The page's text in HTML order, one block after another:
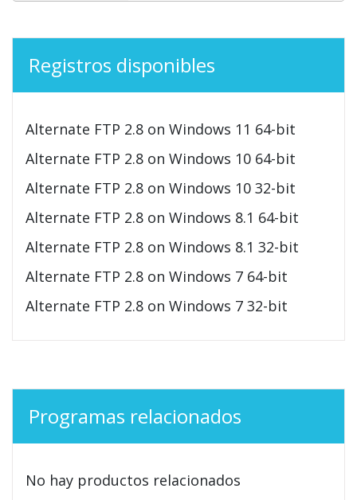
Registros disponibles
Alternate FTP 2.8 on Windows 11 64-bit
Alternate FTP 2.8 on Windows 10 64-bit
Alternate FTP 2.8 on Windows 10 32-bit
Alternate FTP 2.8 on Windows 8.1 64-bit
Alternate FTP 2.8 on Windows 8.1 32-bit
Alternate FTP 2.8 on Windows 7 64-bit
Alternate FTP 2.8 on Windows 7 32-bit
Programas relacionados
No hay productos relacionados